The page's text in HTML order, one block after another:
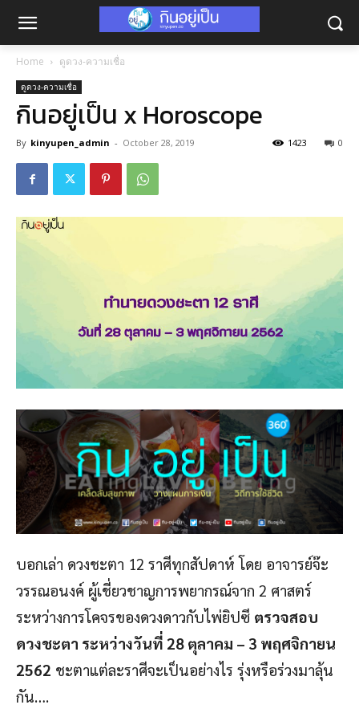
Home ดูดวง-ความเชื่อ
ดูดวง-ความเชื่อ
กินอยู่เป็น x Horoscope
By kinyupen_admin - October 28, 2019 0
1423
บอกเล่า ดวงชะตา 12 ราศีทุกสัปดาห์ โดย อาจารย์จ๊ะ
วรรณอนงค์ ผู้เชี่ยวชาญการพยากรณ์จาก 2 ศาสตร์
ระหว่างการโคจรของดวงดาวกับไพ่ยิปซี ตรวจสอบ
ดวงชะตา ระหว่างวันที่ 28 ตุลาคม – 3 พฤศจิกายน
2562 ชะตาแต่ละราศีจะเป็นอย่างไร รุ่งหรือร่วงมาลุ้น
กัน….